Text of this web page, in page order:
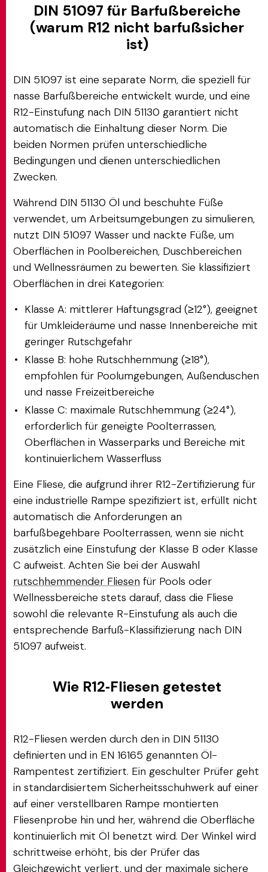
DIN 51097 für Barfußbereiche
(warum R12 nicht barfußsicher
ist)
DIN 51097 ist eine separate Norm, die speziell für
nasse Barfußbereiche entwickelt wurde, und eine
R12-Einstufung nach DIN 51130 garantiert nicht
automatisch die Einhaltung dieser Norm. Die
beiden Normen prüfen unterschiedliche
Bedingungen und dienen unterschiedlichen
Zwecken.
Während DIN 51130 Öl und beschuhte Füße
verwendet, um Arbeitsumgebungen zu simulieren,
nutzt DIN 51097 Wasser und nackte Füße, um
Oberflächen in Poolbereichen, Duschbereichen
und Wellnessräumen zu bewerten. Sie klassifiziert
Oberflächen in drei Kategorien:
Klasse A: mittlerer Haftungsgrad (≥12°), geeignet
für Umkleideräume und nasse Innenbereiche mit
geringer Rutschgefahr
Klasse B: hohe Rutschhemmung (≥18°),
empfohlen für Poolumgebungen, Außenduschen
und nasse Freizeitbereiche
Klasse C: maximale Rutschhemmung (≥24°),
erforderlich für geneigte Poolterrassen,
Oberflächen in Wasserparks und Bereiche mit
kontinuierlichem Wasserfluss
Eine Fliese, die aufgrund ihrer R12-Zertifizierung für
eine industrielle Rampe spezifiziert ist, erfüllt nicht
automatisch die Anforderungen an
barfußbegehbare Poolterrassen, wenn sie nicht
zusätzlich eine Einstufung der Klasse B oder Klasse
C aufweist. Achten Sie bei der Auswahl
rutschhemmender Fliesen für Pools oder
Wellnessbereiche stets darauf, dass die Fliese
sowohl die relevante R-Einstufung als auch die
entsprechende Barfuß-Klassifizierung nach DIN
51097 aufweist.
Wie R12‑Fliesen getestet
werden
R12-Fliesen werden durch den in DIN 51130
definierten und in EN 16165 genannten Öl-
Rampentest zertifiziert. Ein geschulter Prüfer geht
in standardisiertem Sicherheitsschuhwerk auf einer
auf einer verstellbaren Rampe montierten
Fliesenprobe hin und her, während die Oberfläche
kontinuierlich mit Öl benetzt wird. Der Winkel wird
schrittweise erhöht, bis der Prüfer das
Gleichgewicht verliert, und der maximale sichere